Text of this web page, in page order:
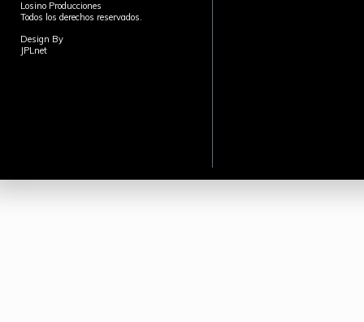
Losino Producciones
Todos los derechos reservados.
Design By
JPLnet